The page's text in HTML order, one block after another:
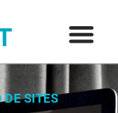
DE SITES